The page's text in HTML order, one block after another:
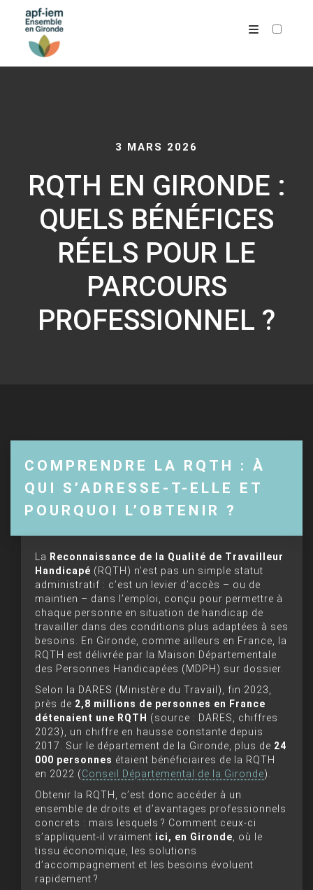
3 MARS 2026
RQTH EN GIRONDE :
QUELS BÉNÉFICES
RÉELS POUR LE
PARCOURS
PROFESSIONNEL ?
COMPRENDRE LA RQTH : À
QUI S’ADRESSE-T-ELLE ET
POURQUOI L’OBTENIR ?
La Reconnaissance de la Qualité de Travailleur
Handicapé (RQTH) n’est pas un simple statut
administratif : c’est un levier d’accès – ou de
maintien – dans l’emploi, conçu pour permettre à
chaque personne en situation de handicap de
travailler dans des conditions plus adaptées à ses
besoins. En Gironde, comme ailleurs en France, la
RQTH est délivrée par la Maison Départementale
des Personnes Handicapées (MDPH) sur dossier.
Selon la DARES (Ministère du Travail), fin 2023,
près de 2,8 millions de personnes en France
détenaient une RQTH (source : DARES, chiffres
2023), un chiffre en hausse constante depuis
2017. Sur le département de la Gironde, plus de 24
000 personnes étaient bénéficiaires de la RQTH
en 2022 (Conseil Départemental de la Gironde).
Obtenir la RQTH, c’est donc accéder à un
ensemble de droits et d’avantages professionnels
concrets : mais lesquels ? Comment ceux-ci
s’appliquent-il vraiment ici, en Gironde , où le
tissu économique, les solutions
d’accompagnement et les besoins évoluent
rapidement ?